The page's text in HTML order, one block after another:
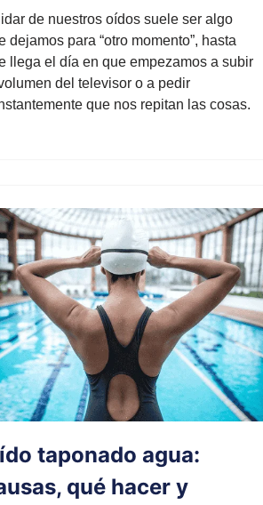
de nuestros oídos suele ser algo
dejamos para “otro momento”, hasta
llega el día en que empezamos a subir
del televisor o a pedir
que nos repitan las cosas.
taponado agua:
qué hacer y